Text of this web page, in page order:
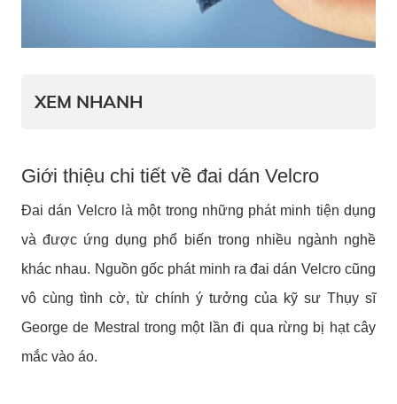
XEM NHANH
Giới thiệu chi tiết về đai dán Velcro
Đai dán Velcro là một trong những phát minh tiện dụng
và được ứng dụng phổ biến trong nhiều ngành nghề
khác nhau. Nguồn gốc phát minh ra đai dán Velcro cũng
vô cùng tình cờ, từ chính ý tưởng của kỹ sư Thụy sĩ
George de Mestral trong một lần đi qua rừng bị hạt cây
mắc vào áo.